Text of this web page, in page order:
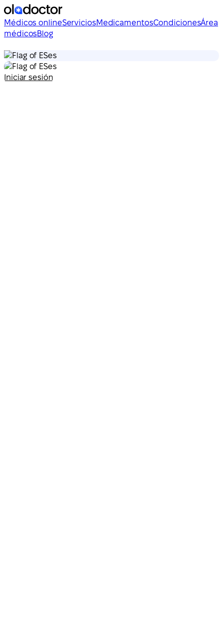
Médicos onlineServiciosMedicamentosCondicionesÁrea
médicosBlog
es
es
Iniciar sesión